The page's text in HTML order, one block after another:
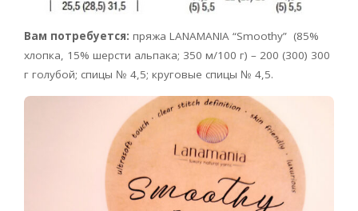
Вам потребуется: пряжа LANAMANIA “Smoothy” (85%
хлопка, 15% шерсти альпака; 350 м/100 г) – 200 (300) 300
г голубой; спицы № 4,5; круговые спицы № 4,5.